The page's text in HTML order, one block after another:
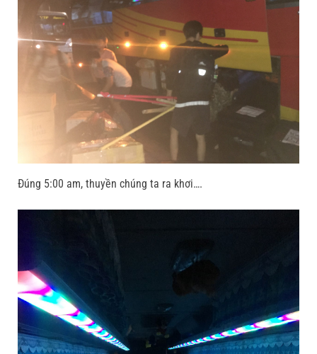
Đúng 5:00 am, thuyền chúng ta ra khơi….